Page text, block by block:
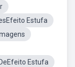
Estufa
Estufa